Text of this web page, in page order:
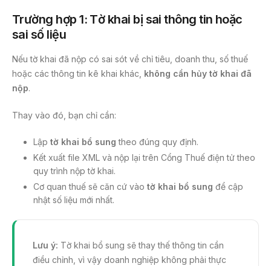
Trường hợp 1: Tờ khai bị sai thông tin hoặc
sai số liệu
Nếu tờ khai đã nộp có sai sót về chỉ tiêu, doanh thu, số thuế
hoặc các thông tin kê khai khác, không cần hủy tờ khai đã
nộp.
Thay vào đó, bạn chỉ cần:
Lập tờ khai bổ sung theo đúng quy định.
Kết xuất file XML và nộp lại trên Cổng Thuế điện tử theo
quy trình nộp tờ khai.
Cơ quan thuế sẽ căn cứ vào tờ khai bổ sung để cập
nhật số liệu mới nhất.
Lưu ý: Tờ khai bổ sung sẽ thay thế thông tin cần
điều chỉnh, vì vậy doanh nghiệp không phải thực